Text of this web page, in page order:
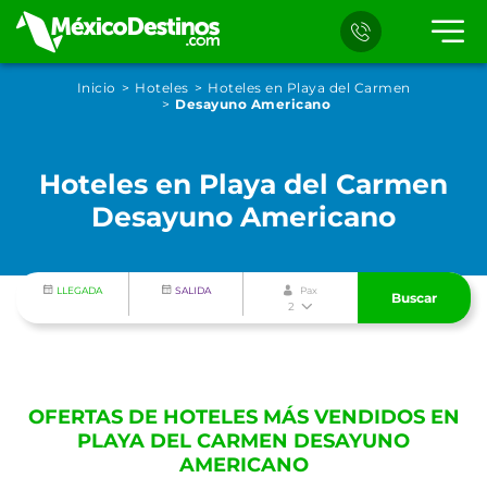
Inicio Hoteles
Hoteles en Playa del Carmen
Desayuno Americano
Hoteles en Playa del Carmen
Desayuno Americano
LLEGADA SALIDA Pax
2
Buscar
OFERTAS DE HOTELES MÁS VENDIDOS EN
PLAYA DEL CARMEN DESAYUNO
AMERICANO